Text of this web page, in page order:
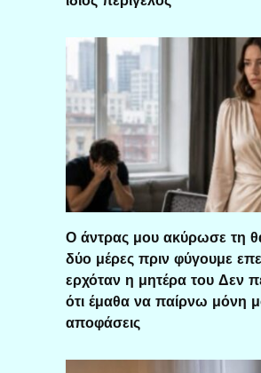
Ο άντρας μου ακύρωσε τη
δύο μέρες πριν φύγουμε
ερχόταν η μητέρα του Δεν
ότι έμαθα να παίρνω μόνη
αποφάσεις